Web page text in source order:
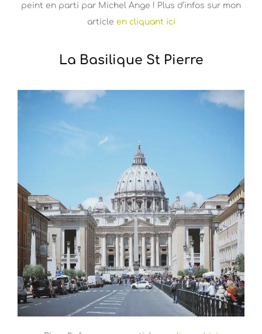
peint en parti par Michel Ange ! Plus d’infos sur mon
article en cliquant ici
La Basilique St Pierre